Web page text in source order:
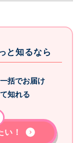
と知るなら
括でお届け
知れる
！